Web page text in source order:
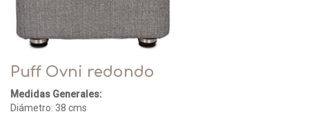
Puff Ovni redondo
Medidas Generales:
Diámetro: 38 cms